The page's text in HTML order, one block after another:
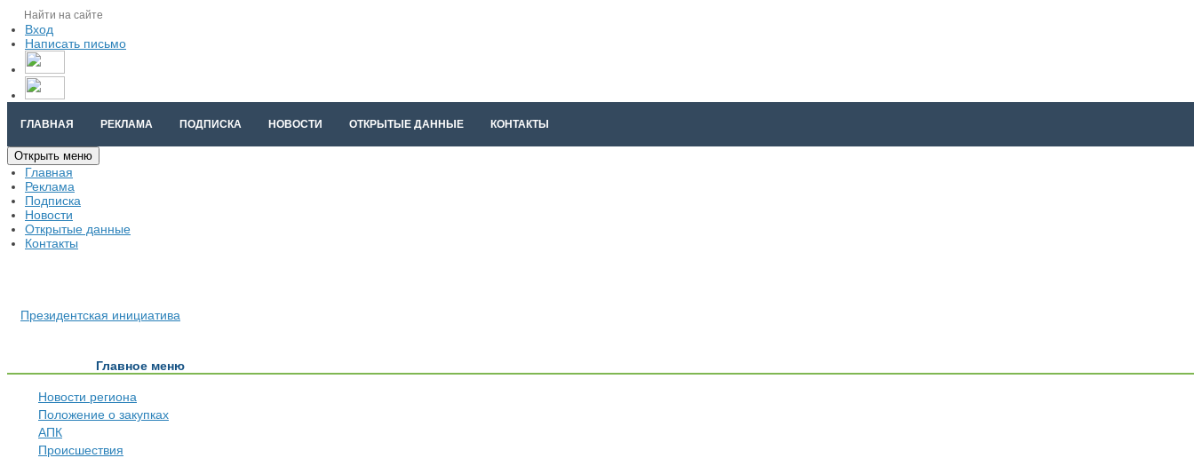
Вход
Написать письмо
ГЛАВНАЯ РЕКЛАМА ПОДПИСКА НОВОСТИ ОТКРЫТЫЕ ДАННЫЕ КОНТАКТЫ
Открыть меню
Главная
Реклама
Подписка
Новости
Открытые данные
Контакты
Президентская инициатива
Главное меню
Новости региона
Положение о закупках
АПК
Происшествия